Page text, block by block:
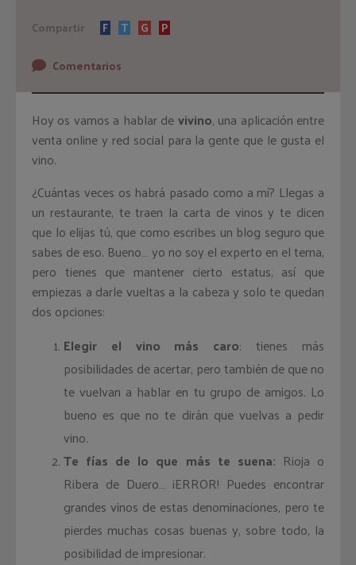
Compartir F T G
P
Comentarios
Hoy os vamos a hablar devivino, una aplicación entre
venta online y red social para la gente que le gusta el
vino.
¿Cuántas veces os habrá pasado como a mí? Llegas a
un restaurante, te traen la carta de vinos y te dicen
que lo elijas tú, que como escribes un blog seguro que
sabes de eso. Bueno… yo no soy el experto en el tema,
pero tienes que mantener cierto estatus, así que
empiezas a darle vueltas a la cabeza y solo te quedan
dos opciones:
Elegir el vino más caro: tienes más
posibilidades de acertar, pero también de que no
te vuelvan a hablar en tu grupo de amigos. Lo
bueno es que no te dirán que vuelvas a pedir
vino.
Te fías de lo que más te suena: Rioja o
Ribera de Duero… ¡ERROR! Puedes encontrar
grandes vinos de estas denominaciones, pero te
pierdes muchas cosas buenas y, sobre todo, la
posibilidad de impresionar.